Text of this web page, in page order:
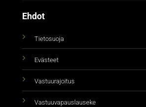
Ehdot
Tietosuoja
Evästeet
Vastuurajoitus
Vastuuvapauslauseke